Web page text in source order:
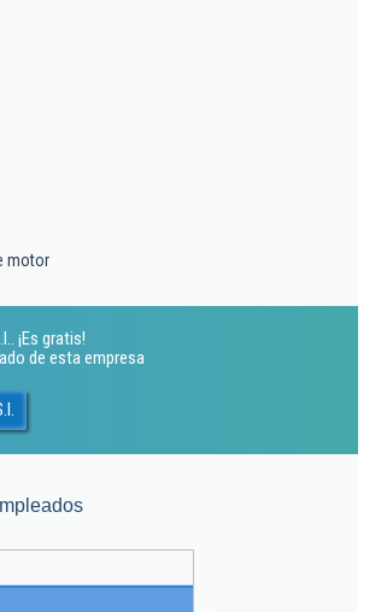
motor
¡Es gratis!
de esta empresa